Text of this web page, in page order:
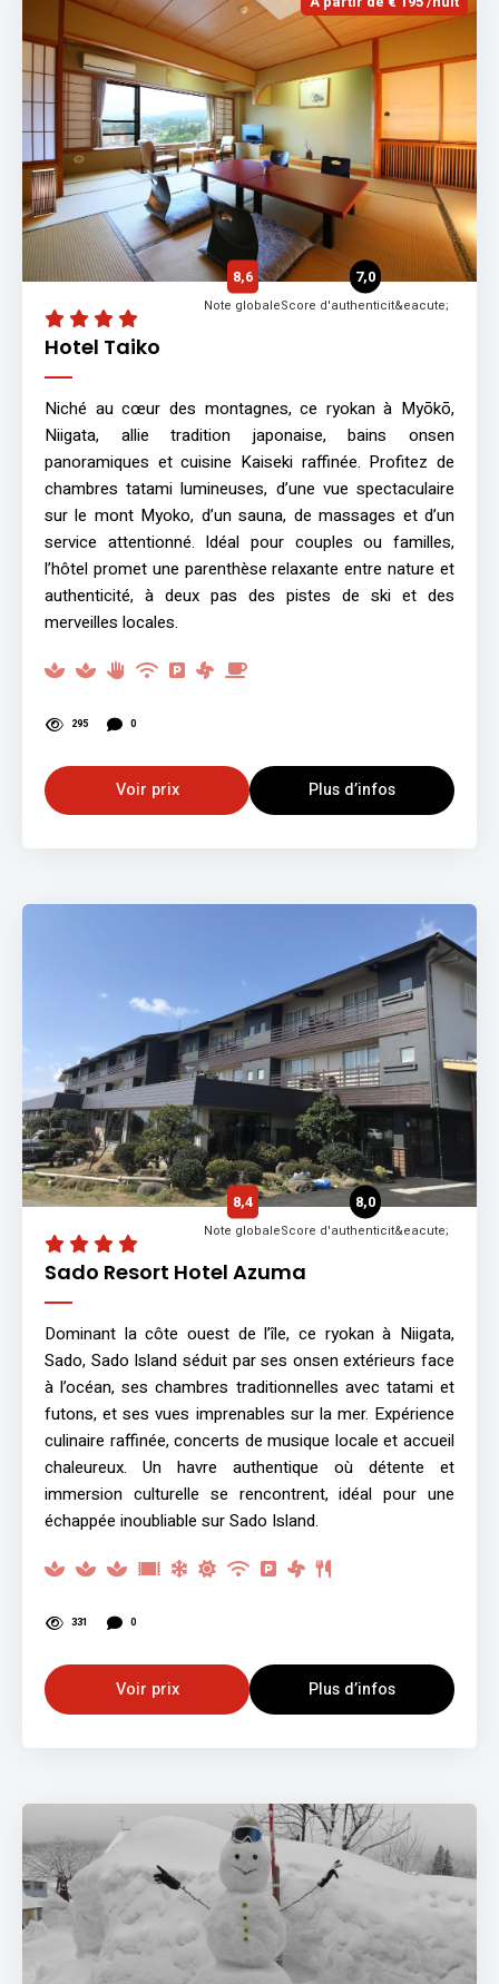
Hotel Taiko
8,6
Note globale
7,0
Score d'authenticit&eacute;
Niché au cœur des montagnes, ce ryokan à Myōkō,
Niigata, allie tradition japonaise, bains onsen
panoramiques et cuisine Kaiseki raffinée. Profitez de
chambres tatami lumineuses, d’une vue spectaculaire
sur le mont Myoko, d’un sauna, de massages et d’un
service attentionné. Idéal pour couples ou familles,
l’hôtel promet une parenthèse relaxante entre nature et
authenticité, à deux pas des pistes de ski et des
merveilles locales.
295 0
Voir prix Plus d’infos
Sado Resort Hotel Azuma
8,4
Note globale
8,0
Score d'authenticit&eacute;
Dominant la côte ouest de l’île, ce ryokan à Niigata,
Sado, Sado Island séduit par ses onsen extérieurs face
à l’océan, ses chambres traditionnelles avec tatami et
futons, et ses vues imprenables sur la mer. Expérience
culinaire raffinée, concerts de musique locale et accueil
chaleureux. Un havre authentique où détente et
immersion culturelle se rencontrent, idéal pour une
échappée inoubliable sur Sado Island.
331 0
Voir prix Plus d’infos